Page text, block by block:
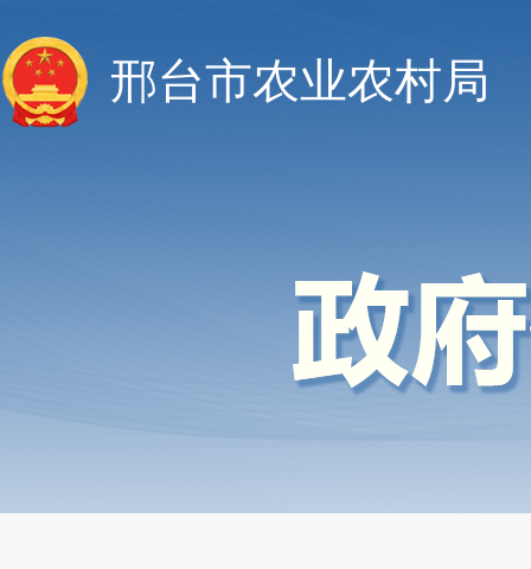
邢台市农业农村局